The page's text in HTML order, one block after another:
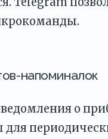
напоминалок
о
для